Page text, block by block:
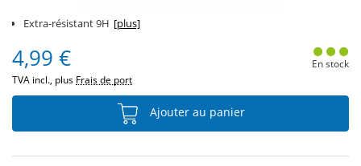
Extra-résistant 9H [plus]
4,99 €
TVA incl., plus Frais de port
En stock
Ajouter au panier